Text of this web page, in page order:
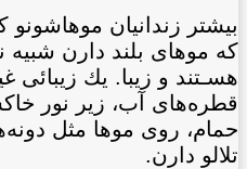
بيشتر زندانيان موهاشونو
که موهای بلند دارن شبيه
هسـتند و زيبا. يك
قطره‌های آب، زير نور
حمام، روی موها مثل
تلالو دارن.